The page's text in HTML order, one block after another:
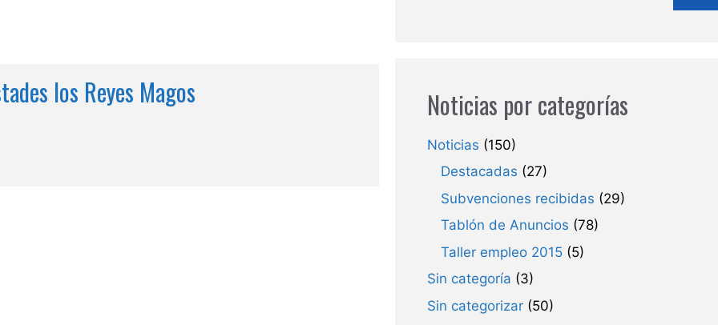
los Reyes Magos Noticias por categorías
Noticias (150)
Destacadas (27)
Subvenciones recibidas (29)
Tablón de Anuncios (78)
Taller empleo 2015(5)
Sin categoría (3)
Sin categorizar(50)